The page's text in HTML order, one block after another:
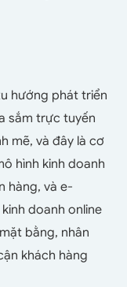
hướng phát triển
sắm trực tuyến
mẽ, và đây là cơ
hình kinh doanh
hàng, và e-
doanh online
bằng, nhân
khách hàng